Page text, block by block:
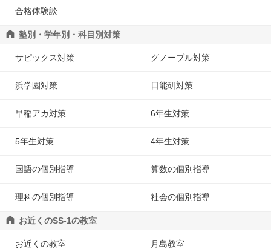
合格体験談
塾別・学年別・科目別対策
サピックス対策 グノーブル対策
浜学園対策 日能研対策
早稲アカ対策 6年生対策
5年生対策 4年生対策
国語の個別指導 算数の個別指導
理科の個別指導 社会の個別指導
お近くのSS-1の教室
お近くの教室 月島教室